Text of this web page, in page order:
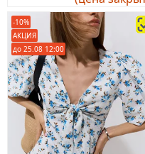
-10%
АКЦИЯ
до 25.08 12:00